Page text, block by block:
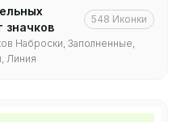
значков
548 Иконки
Наброски, Заполненные,
Линия